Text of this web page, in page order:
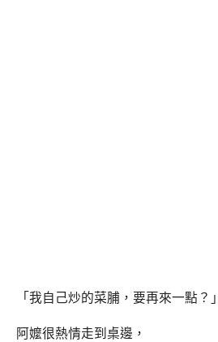
「我自己炒的菜脯，要再來一點？」
阿嬤很熱情走到桌邊，